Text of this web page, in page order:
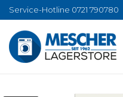
Service-Hotline 0721 790780